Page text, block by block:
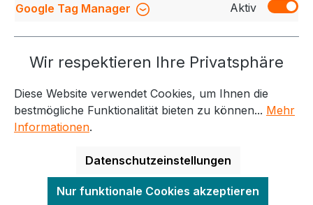
Service-Hotline
Weitere Themen
Informationen Kontakt
Alle Preise exkl. gesetzl. Mehrwertsteuer zzgl.
Versandkostenund ggf. Nachnahmegebühren, wenn
Google Tag Manager
Aktiv
Wir respektieren Ihre Privatsphäre
Diese Website verwendet Cookies, um Ihnen die
bestmögliche Funktionalität bieten zu können... Mehr
Informationen.
Datenschutzeinstellungen
Nur funktionale Cookies akzeptieren